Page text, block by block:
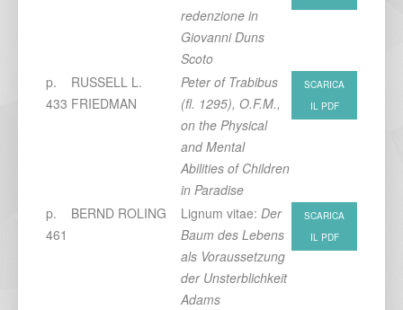
redenzione in
Giovanni Duns
Scoto
p.
433
RUSSELL L.
FRIEDMAN
Peter of Trabibus
(fl. 1295), O.F.M.,
on the Physical
and Mental
Abilities of Children
in Paradise
SCARICA
IL PDF
p.
461
BERND ROLING Lignum vitae: Der
Baum des Lebens
als Voraussetzung
der Unsterblichkeit
Adams
SCARICA
IL PDF